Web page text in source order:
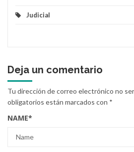
Judicial
Deja un comentario
Tu dirección de correo electrónico no
obligatorios están marcados con *
NAME*